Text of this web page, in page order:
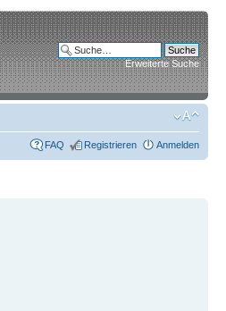
Erweiterte Suche
FAQ Registrieren Anmelden